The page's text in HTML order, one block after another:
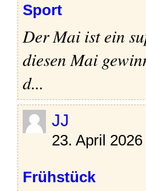
Sport
Der Mai ist ein
diesen Mai
d...
JJ
23. April
Frühstück